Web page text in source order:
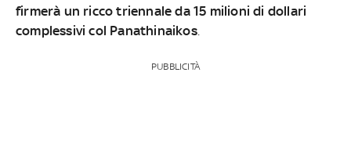
firmerà un ricco triennale da 15 milioni di dollari
complessivi col Panathinaikos.
PUBBLICITÀ